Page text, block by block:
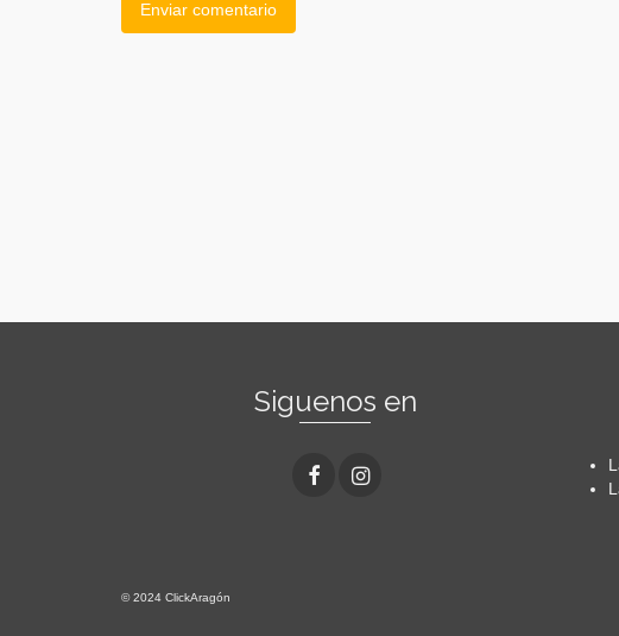
Siguenos en
© 2024 ClickAragón